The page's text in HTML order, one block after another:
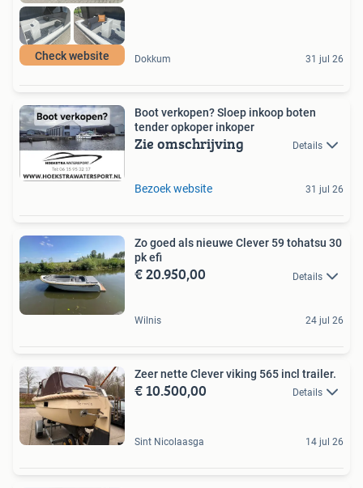
Check website Dokkum 31 jul 26
Boot verkopen? Sloep inkoop boten
tender opkoper inkoper
Zie omschrijving Details
Bezoek website 31 jul 26
Zo goed als nieuwe Clever 59 tohatsu 30
pk efi
€ 20.950,00 Details
Wilnis 24 jul 26
Zeer nette Clever viking 565 incl trailer.
€ 10.500,00 Details
Sint Nicolaasga 14 jul 26